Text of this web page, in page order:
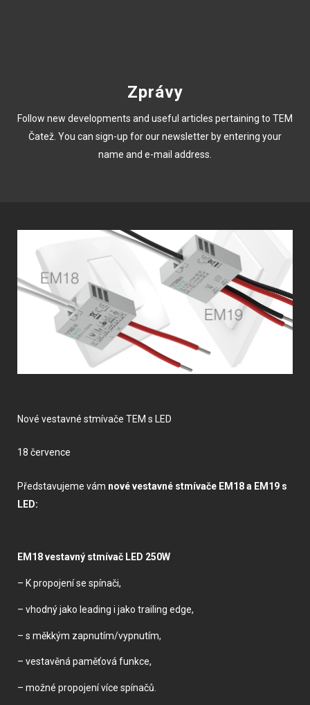
Zprávy
Follow new developments and useful articles pertaining to TEM
Čatež. You can sign-up for our newsletter by entering your
name and e-mail address.
Nové vestavné stmívače TEM s LED
18 července
Představujeme vám nové vestavné stmívače EM18 a EM19 s
LED:
EM18 vestavný stmívač LED 250W
– K propojení se spínači,
– vhodný jako leading i jako trailing edge,
– s měkkým zapnutím/vypnutím,
– vestavěná paměťová funkce,
– možné propojení více spínačů.